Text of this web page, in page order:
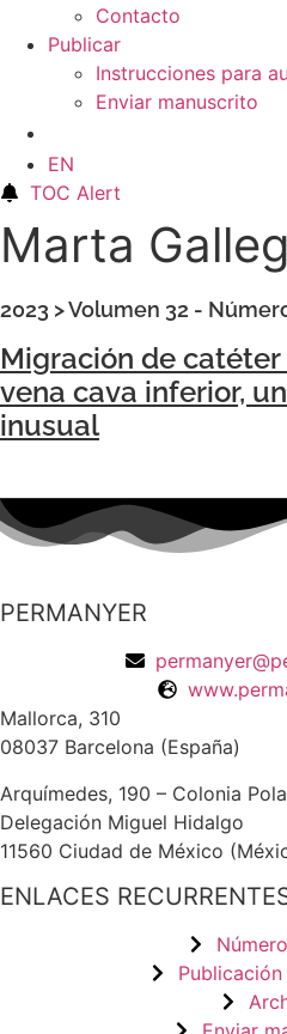
Contacto
Publicar
Instrucciones para
Enviar manuscrito
EN
TOC Alert
Marta
2023 >Volumen 32 -
Migración de
vena cava inferior,
inusual
PERMANYER
Mallorca, 310
08037 Barcelona (España)
Arquímedes, 190 – Colonia
Delegación Miguel Hidalgo
11560 Ciudad de México
ENLACES